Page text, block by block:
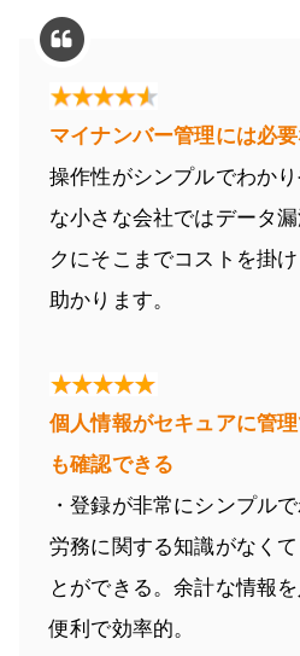
マイナンバー管理には必要
操作性がシンプルでわか
な小さな会社ではデータ
クにそこまでコストを掛
助かります。
個人情報がセキュアに管
も確認できる
・登録が非常にシンプル
労務に関する知識がなく
とができる。余計な情報
便利で効率的。